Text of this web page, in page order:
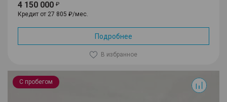
4 150 000
Кредит от 27 805 ₽/мес.
Подробнее
В избранное
С пробегом
Land Cruiser Prado